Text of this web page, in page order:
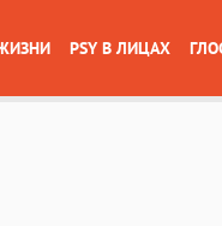
PSY В ЛИЦАХ